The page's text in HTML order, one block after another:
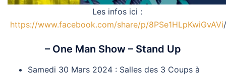
Les infos ici :
https://www.facebook.com/share/p/8PSe1HLpKwiGvAVi/
– One Man Show – Stand Up
Samedi 30 Mars 2024 : Salles des 3 Coups à